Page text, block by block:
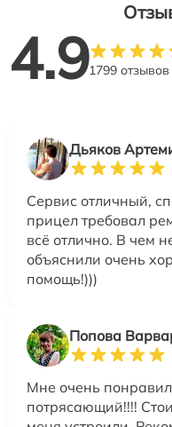
4.91799 отзывов
Дьяков
Сервис отличный,
прицел требовал
всё отлично. В чем
объяснили очень
помощь!)))
Попова
Мне очень
потрясающий!!!!